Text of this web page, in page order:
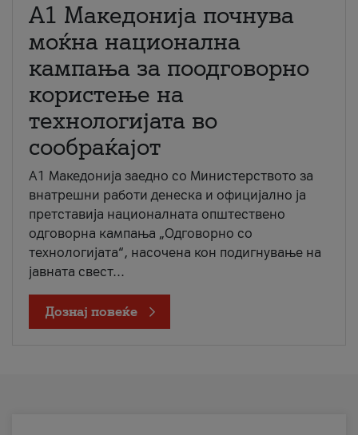
A1 Македонија почнува
моќна национална
кампања за поодговорно
користење на
технологијата во
сообраќајот
A1 Македонија заедно со Министерството за
внатрешни работи денеска и официјално ја
претставија националната општествено
одговорна кампања „Одговорно со
технологијата“, насочена кон подигнување на
јавната свест...
Дознај повеќе